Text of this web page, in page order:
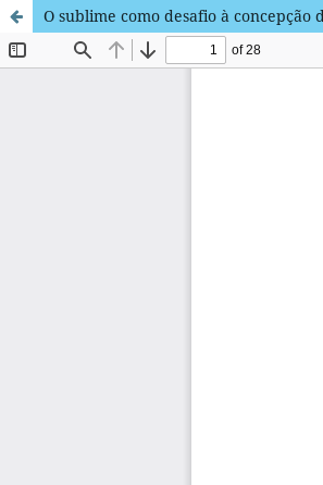
O sublime como desafio à